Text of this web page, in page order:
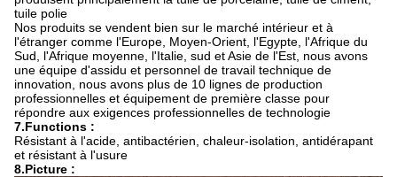
tuile polie
Nos produits se vendent bien sur le marché intérieur et à
l'étranger comme l'Europe, Moyen-Orient, l'Egypte, l'Afrique du
Sud, l'Afrique moyenne, l'Italie, sud et Asie de l'Est, nous avons
une équipe d'assidu et personnel de travail technique de
innovation, nous avons plus de 10 lignes de production
professionnelles et équipement de première classe pour
répondre aux exigences professionnelles de technologie
7.Functions :
Résistant à l'acide, antibactérien, chaleur-isolation, antidérapant
et résistant à l'usure
8.Picture :